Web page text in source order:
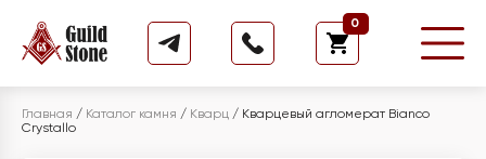
0
Главная / Каталог камня / Кварц / Кварцевый агломерат Bianco
Crystallo